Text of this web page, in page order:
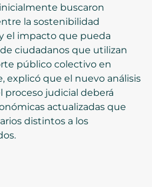
buscaron
la sostenibilidad
el impacto que pueda
ciudadanos que utilizan
público colectivo en
explicó que el nuevo análisis
judicial deberá
actualizadas que
distintos a los